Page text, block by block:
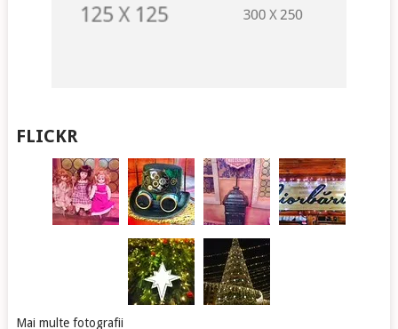
FLICKR
Mai multe fotografii